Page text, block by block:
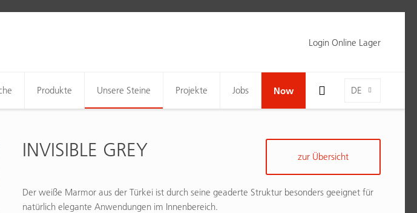
Login Online Lager
DE
Toggle Search Bar Visibility For Wide Screens
Produkte Unsere Steine Projekte Jobs Now
INVISIBLE GREY
Der weiße Marmor aus der Türkei ist durch seine geaderte Struktur besonders geeignet für
natürlich elegante Anwendungen im Innenbereich.
zur Übersicht